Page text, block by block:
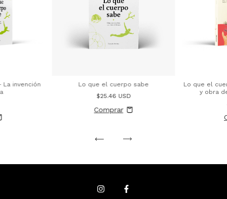
invención
Lo que el cuerpo sabe
$25.46 USD
Lo que el
y obra